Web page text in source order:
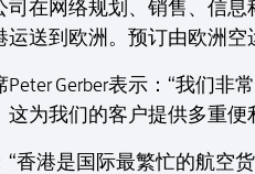
在网络规划、销售、信
送到欧洲。预订由欧洲空
Gerber表示：“我们
为我们的客户提供多重
香港是国际最繁忙的航空